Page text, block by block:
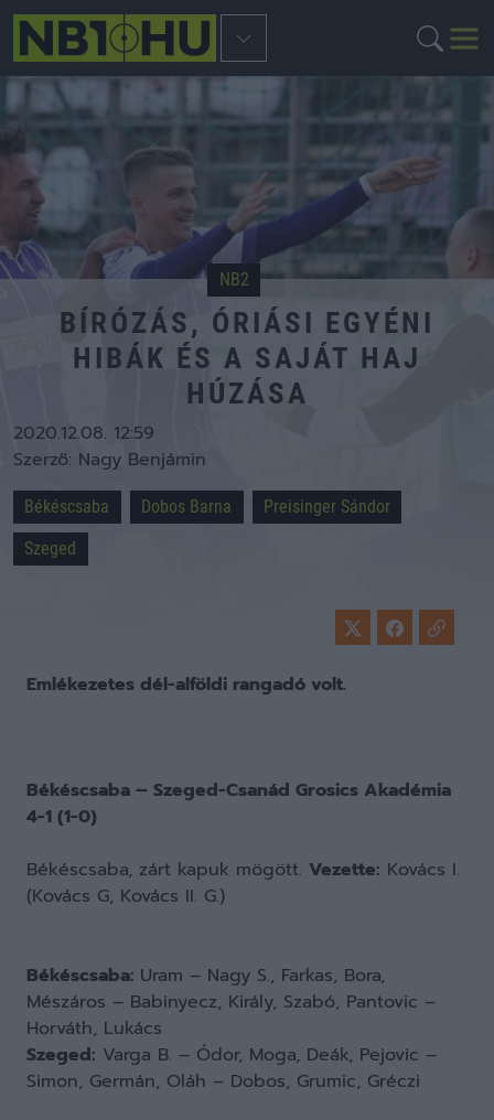
NB2
BÍRÓZÁS, ÓRIÁSI EGYÉNI
HIBÁK ÉS A SAJÁT HAJ
HÚZÁSA
2020.12.08. 12:59
Szerző: Nagy Benjámin
Békéscsaba Dobos Barna
Preisinger Sándor
Szeged
Emlékezetes dél-alföldi rangadó volt.
Békéscsaba – Szeged-Csanád Grosics Akadémia
4-1 (1-0)
Békéscsaba, zárt kapuk mögött. Vezette: Kovács I.
(Kovács G, Kovács II. G.)
Békéscsaba: Uram – Nagy S., Farkas, Bora,
Mészáros – Babinyecz, Király, Szabó, Pantovic –
Horváth, Lukács
Szeged: Varga B. – Ódor, Moga, Deák, Pejovic –
Simon, Germán, Oláh – Dobos, Grumic, Gréczi